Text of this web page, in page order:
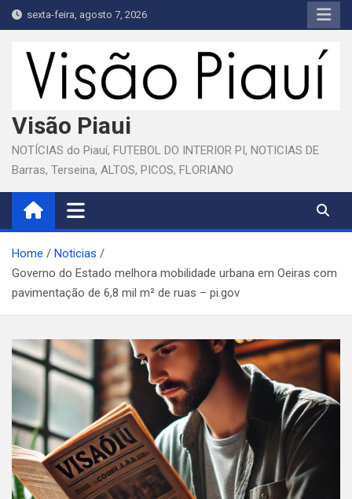
Skip
to
sexta-feira, agosto 7, 2026
Visão Piaui
NOTÍCIAS do Piauí, FUTEBOL DO INTERIOR PI, NOTICIAS DE
Barras, Terseina, ALTOS, PICOS, FLORIANO
Home
Noticias
Governo do Estado melhora mobilidade urbana em Oeiras com
pavimentação de 6,8 mil m² de ruas – pi.gov